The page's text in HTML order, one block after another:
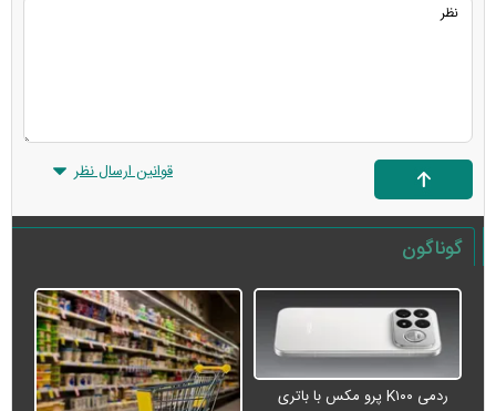
قوانین ارسال نظر
گوناگون
ردمی K۱۰۰ پرو مکس با باتری